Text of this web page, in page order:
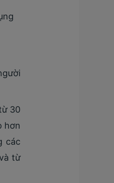
30
hơn
các
từ